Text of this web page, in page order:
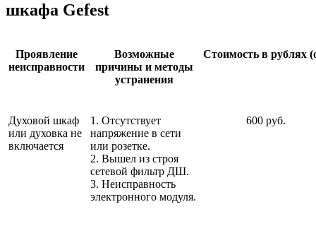
шкафа Gefest
Проявление
неисправности
Возможные
причины и методы
устранения
Стоимость в рублях
Духовой шкаф
или духовка не
включается
1. Отсутствует
напряжение в сети
или розетке.
2. Вышел из строя
сетевой фильтр ДШ.
3. Неисправность
электронного модуля.
600 руб.